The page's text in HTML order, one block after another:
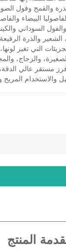
والقمح وفول
البيضاء
السوداني
والذرة
التي تغير
والزجاج،
مستقر عالي الدقة،
المنتج